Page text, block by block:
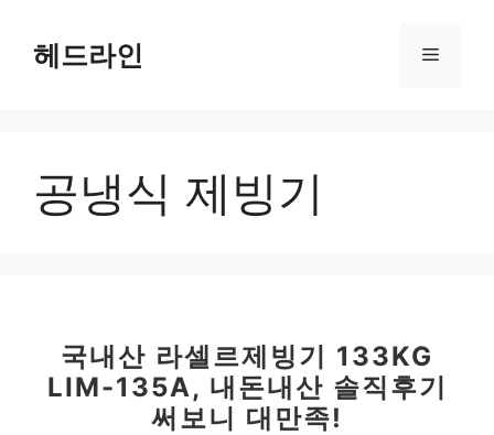
헤드라인 메
공냉식 제빙기
국내산 라셀르제빙기 133KG
LIM-135A, 내돈내산 솔직후기
써보니 대만족!